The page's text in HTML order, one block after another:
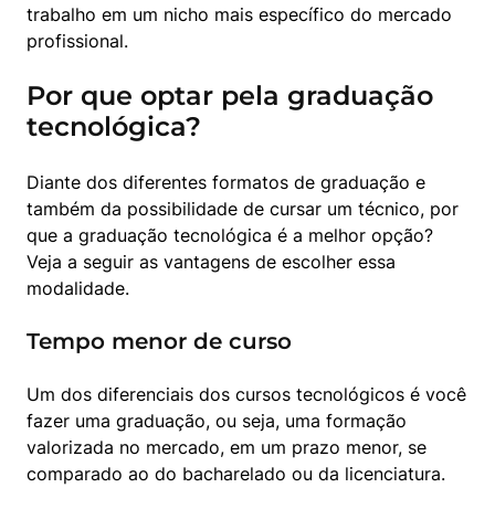
trabalho em um nicho mais específico do mercado
profissional.
Por que optar pela graduação
tecnológica?
Diante dos diferentes formatos de graduação e
também da possibilidade de cursar um técnico, por
que a graduação tecnológica é a melhor opção?
Veja a seguir as vantagens de escolher essa
modalidade.
Tempo menor de curso
Um dos diferenciais dos cursos tecnológicos é você
fazer uma graduação, ou seja, uma formação
valorizada no mercado, em um prazo menor, se
comparado ao do bacharelado ou da licenciatura.